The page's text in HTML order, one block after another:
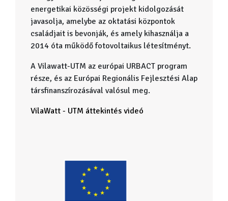
energetikai közösségi projekt kidolgozását
javasolja, amelybe az oktatási központok
családjait is bevonják, és amely kihasználja a
2014 óta működő fotovoltaikus létesítményt.
A Vilawatt-UTM az európai URBACT program
része, és az Európai Regionális Fejlesztési Alap
társfinanszírozásával valósul meg.
VilaWatt - UTM áttekintés videó